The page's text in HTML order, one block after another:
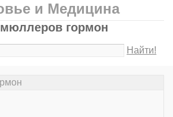
и Медицина
гормон
Найти!